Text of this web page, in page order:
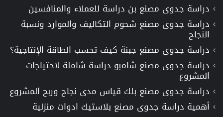
دراسة جدوى مصنع بن دراسة للعملاء والمنافسين
دراسة جدوى مصنع شحوم التكاليف والموارد ونسبة
النجاح
دراسة جدوى مصنع جبنة كيف تحسب الطاقة الإنتاجية؟
دراسة جدوى مصنع شامبو دراسة شاملة لاحتياجات
المشروع
دراسة جدوى مصنع بلك قياس مدى نجاح وربح المشروع
أهمية دراسة جدوى مصنع بلاستيك ادوات منزلية